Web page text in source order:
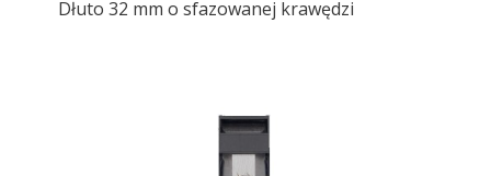
Dłuto 32 mm o sfazowanej krawędzi